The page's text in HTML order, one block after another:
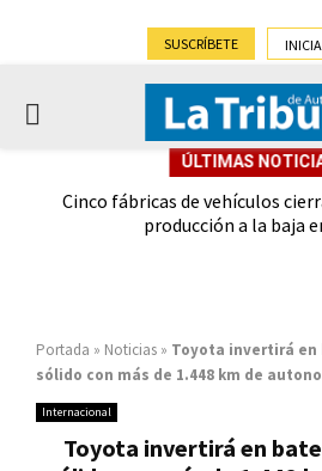
SUSCRÍBETE
PRIMARY
ÚLTIMAS
Cinco fábricas de vehículos
producción a la baja
Portada » Noticias » Toyota invertirá
sólido con más de 1.448 km de
Internacional
Toyota invertirá en